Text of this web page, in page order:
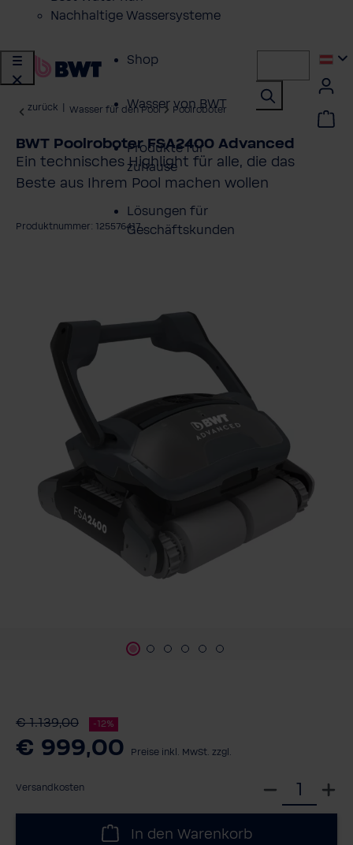
Nachhaltige Wassersysteme
Shop
Wasser von BWT
Produkte für
zuhause
Lösungen für
Geschäftskunden
Über BWT
zurück Wasser für den Pool Poolroboter
BWT Poolroboter FSA2400 Advanced
Ein technisches Highlight für alle, die das
Beste aus Ihrem Pool machen wollen
Produktnummer: 125576417
€ 1.139,00 -12%
€ 999,00 Preise inkl. MwSt. zzgl.
Versandkosten
W
In den Warenkorb